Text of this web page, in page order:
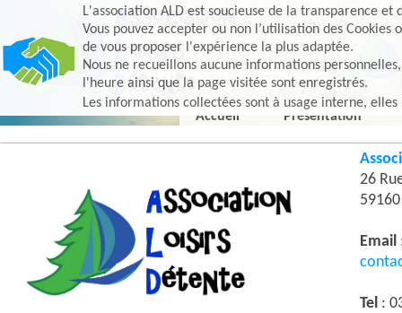
L'association ALD est soucieuse de la transparence et
Vous pouvez accepter ou non l’utilisation des
de vous proposer l'expérience la plus adaptée.
Nous ne recueillons aucune informations
l'heure ainsi que la page visitée sont enregistrés.
Les informations collectées sont à usage interne,
Accueil
Présentation
26
Email
Tel :